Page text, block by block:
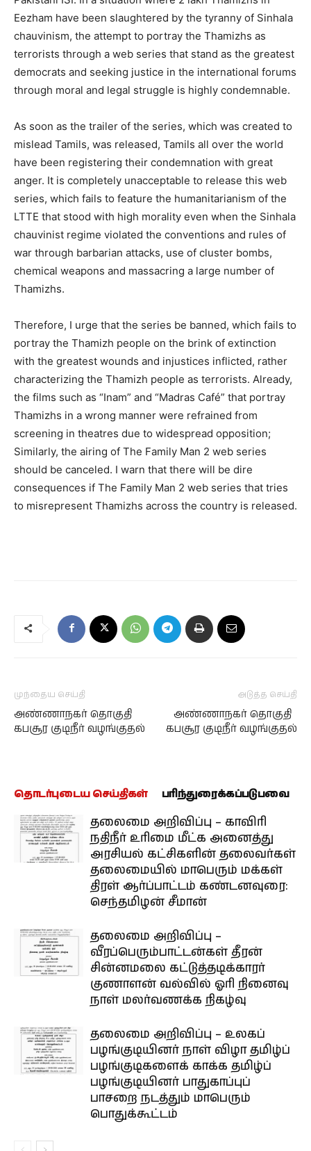
Eezham have been slaughtered by the tyranny of Sinhala
chauvinism, the attempt to portray the Thamizhs as
terrorists through a web series that stand as the greatest
democrats and seeking justice in the international forums
through moral and legal struggle is highly condemnable.
As soon as the trailer of the series, which was created to
mislead Tamils, was released, Tamils all over the world
have been registering their condemnation with great
anger. It is completely unacceptable to release this web
series, which fails to feature the humanitarianism of the
LTTE that stood with high morality even when the Sinhala
chauvinist regime violated the conventions and rules of
war through barbarian attacks, use of cluster bombs,
chemical weapons and massacring a large number of
Thamizhs.
Therefore, I urge that the series be banned, which fails to
portray the Thamizh people on the brink of extinction
with the greatest wounds and injustices inflicted, rather
characterizing the Thamizh people as terrorists. Already,
the films such as “Inam” and “Madras Café” that portray
Thamizhs in a wrong manner were refrained from
screening in theatres due to widespread opposition;
Similarly, the airing of The Family Man 2 web series
should be canceled. I warn that there will be dire
consequences if The Family Man 2 web series that tries
to misrepresent Thamizhs across the country is released.
முந்தைய செய்தி
அண்ணாநகர் தொகுதி
கபசூர குடிநீர் வழங்குதல்
அடுத்த செய்தி
அண்ணாநகர் தொகுதி
கபசூர குடிநீர் வழங்குதல்
தொடர்புடைய செய்திகள் பரிந்துரைக்கப்படுபவை
தலைமை அறிவிப்பு – காவிரி
நதிநீர் உரிமை மீட்க அனைத்து
அரசியல் கட்சிகளின் தலைவர்கள்
தலைமையில் மாபெரும் மக்கள்
திரள் ஆர்ப்பாட்டம் கண்டனவுரை:
செந்தமிழன் சீமான்
தலைமை அறிவிப்பு –
வீரப்பெரும்பாட்டன்கள் தீரன்
சின்னமலை கட்டுத்தடிக்காரர்
குணாளன் வல்வில் ஓரி நினைவு
நாள் மலர்வணக்க நிகழ்வு
தலைமை அறிவிப்பு – உலகப்
பழங்குடியினர் நாள் விழா தமிழ்ப்
பழங்குடிகளைக் காக்க தமிழ்ப்
பழங்குடியினர் பாதுகாப்புப்
பாசறை நடத்தும் மாபெரும்
பொதுக்கூட்டம்